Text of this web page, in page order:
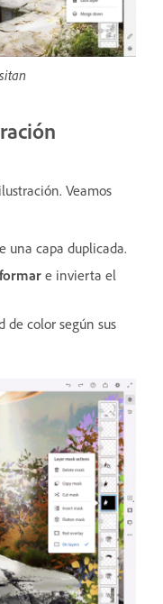
Veamos
una capa duplicada.
e invierta el
de color según sus